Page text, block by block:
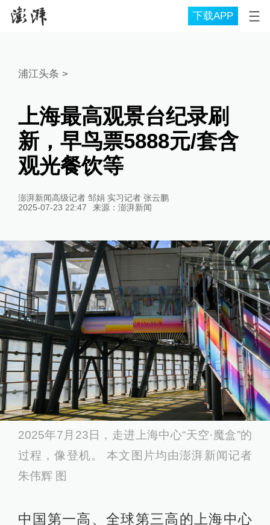
下载APP
浦江头条 >
上海最高观景台纪录刷
新，早鸟票5888元/套含
观光餐饮等
澎湃新闻高级记者 邹娟 实习记者 张云鹏
2025-07-23 22:47
来源： 澎湃新闻
2025年7月23日，走进上海中心“天空·魔盒”的
过程，像登机。 本文图片均由澎湃新闻记者
朱伟辉 图
中国第一高、全球第三高的上海中心